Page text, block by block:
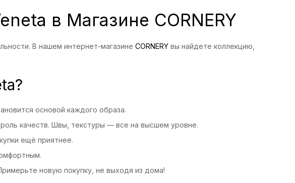
в Магазине CORNERY
В нашем интернет-магазине CORNERY вы найдете коллекцию,
основой каждого образа.
качеств. Швы, текстуры — все на высшем уровне.
ещё приятнее.
новую покупку, не выходя из дома!